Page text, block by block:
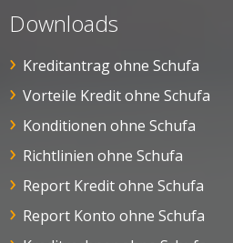
Downloads
Kreditantrag ohne Schufa
Vorteile Kredit ohne Schufa
Konditionen ohne Schufa
Richtlinien ohne Schufa
Report Kredit ohne Schufa
Report Konto ohne Schufa